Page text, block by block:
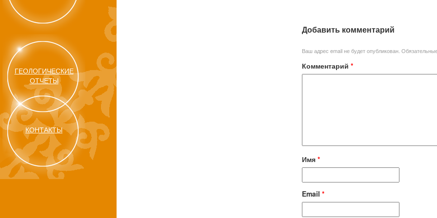
ГЕОЛОГИЧЕСКИЕ
ОТЧЕТЫ
КОНТАКТЫ
Добавить комментарий
Ваш адрес email не будет опубликован.
Комментарий *
Имя *
Email *